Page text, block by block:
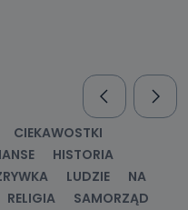
CIEKAWOSTKI
HISTORIA
LUDZIE
NA
RELIGIA
SAMORZĄD